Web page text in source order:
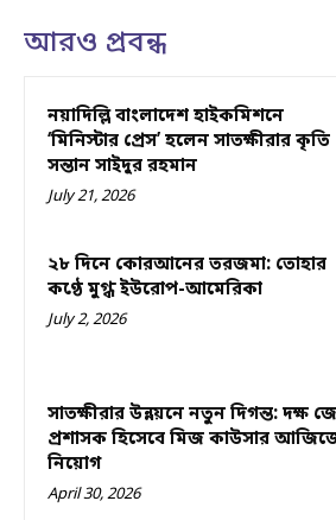
আরও প্রবন্ধ
নয়াদিল্লি বাংলাদেশ হাইকমিশনে
‘মিনিস্টার প্রেস’ হলেন সাতক্ষীরার কৃতি
সন্তান সাইদুর রহমান
July 21, 2026
২৮ দিনে কোরআনের তরজমা: তোহার
কণ্ঠে মুগ্ধ ইউরোপ-আমেরিকা
July 2, 2026
সাতক্ষীরার উন্নয়নে নতুন দিগন্ত: দক্ষ
প্রশাসক হিসেবে মিজ কাউসার
নিয়োগ
April 30, 2026